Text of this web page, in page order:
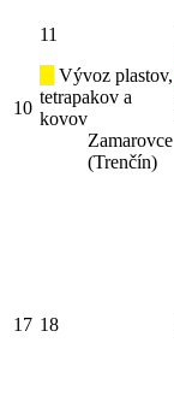
10
11
Vývoz plastov,
tetrapakov a
kovov
Zamarovce
(Trenčín)
17 18